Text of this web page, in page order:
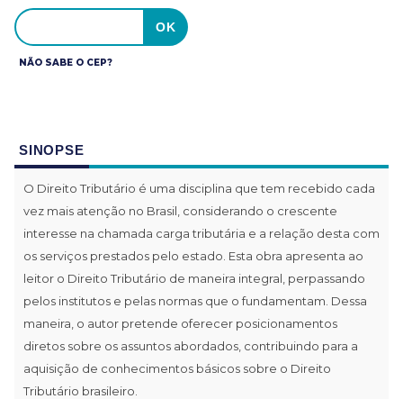
NÃO SABE O CEP?
SINOPSE
O Direito Tributário é uma disciplina que tem recebido cada
vez mais atenção no Brasil, considerando o crescente
interesse na chamada carga tributária e a relação desta com
os serviços prestados pelo estado. Esta obra apresenta ao
leitor o Direito Tributário de maneira integral, perpassando
pelos institutos e pelas normas que o fundamentam. Dessa
maneira, o autor pretende oferecer posicionamentos
diretos sobre os assuntos abordados, contribuindo para a
aquisição de conhecimentos básicos sobre o Direito
Tributário brasileiro.